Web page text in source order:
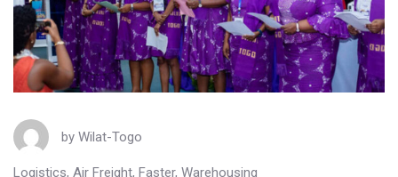
by Wilat-Togo
Logistics, Air Freight, Faster, Warehousing